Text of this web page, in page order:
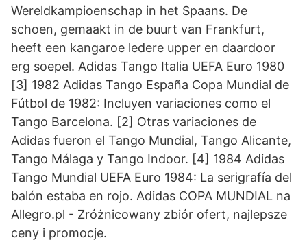
Wereldkampioenschap in het Spaans. De
schoen, gemaakt in de buurt van Frankfurt,
heeft een kangaroe ledere upper en daardoor
erg soepel. Adidas Tango Italia UEFA Euro 1980
[3] 1982 Adidas Tango España Copa Mundial de
Fútbol de 1982: Incluyen variaciones como el
Tango Barcelona. [2] Otras variaciones de
Adidas fueron el Tango Mundial, Tango Alicante,
Tango Málaga y Tango Indoor. [4] 1984 Adidas
Tango Mundial UEFA Euro 1984: La serigrafía del
balón estaba en rojo. Adidas COPA MUNDIAL na
Allegro.pl - Zróżnicowany zbiór ofert, najlepsze
ceny i promocje.